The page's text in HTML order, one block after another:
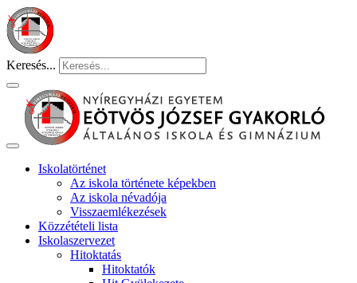
Keresés...
Iskolatörténet
Az iskola története képekben
Az iskola névadója
Visszaemlékezések
Közzétételi lista
Iskolaszervezet
Hitoktatás
Hitoktatók